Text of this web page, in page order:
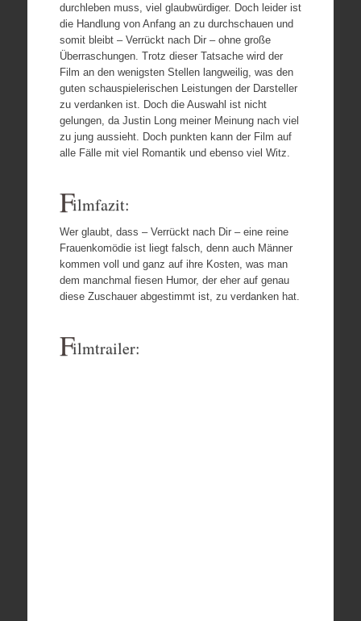
durchleben muss, viel glaubwürdiger. Doch leider ist
die Handlung von Anfang an zu durchschauen und
somit bleibt – Verrückt nach Dir – ohne große
Überraschungen. Trotz dieser Tatsache wird der
Film an den wenigsten Stellen langweilig, was den
guten schauspielerischen Leistungen der Darsteller
zu verdanken ist. Doch die Auswahl ist nicht
gelungen, da Justin Long meiner Meinung nach viel
zu jung aussieht. Doch punkten kann der Film auf
alle Fälle mit viel Romantik und ebenso viel Witz.
Filmfazit:
Wer glaubt, dass – Verrückt nach Dir – eine reine
Frauenkomödie ist liegt falsch, denn auch Männer
kommen voll und ganz auf ihre Kosten, was man
dem manchmal fiesen Humor, der eher auf genau
diese Zuschauer abgestimmt ist, zu verdanken hat.
Filmtrailer: